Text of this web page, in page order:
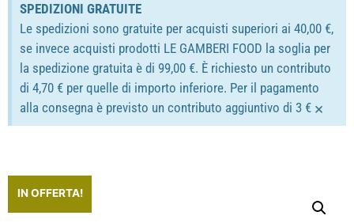
SPEDIZIONI GRATUITE
Le spedizioni sono gratuite per acquisti superiori ai 40,00 €,
se invece acquisti prodotti LE GAMBERI FOOD la soglia per
la spedizione gratuita è di 99,00 €. È richiesto un contributo
di 4,70 € per quelle di importo inferiore. Per il pagamento
alla consegna è previsto un contributo aggiuntivo di 3 € ×
IN OFFERTA!